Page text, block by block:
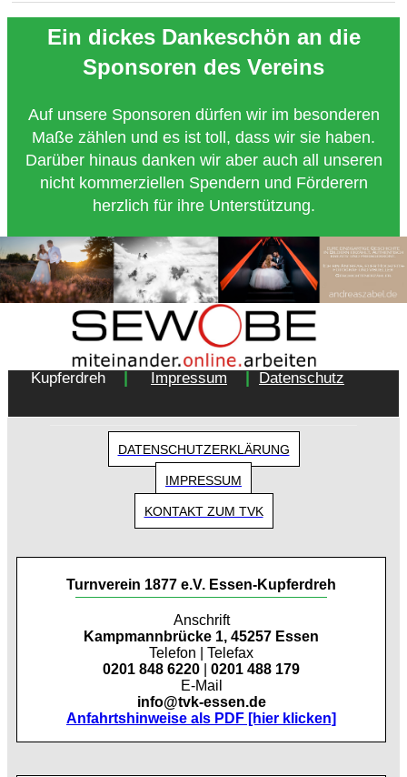
Ein dickes Dankeschön an die
Sponsoren des Vereins
Auf unsere Sponsoren dürfen wir im besonderen
Maße zählen und es ist toll, dass wir sie haben.
Darüber hinaus danken wir aber auch all unseren
nicht kommerziellen Spendern und Förderern
herzlich für ihre Unterstützung.
Copyright 2018 - Turnverein 1877 e.V. Essen-
Kupferdreh
| Impressum | Datenschutz
DATENSCHUTZERKLÄRUNG
IMPRESSUM
KONTAKT ZUM TVK
Turnverein 1877 e.V. Essen-Kupferdreh
Anschrift
Kampmannbrücke 1, 45257 Essen
Telefon | Telefax
0201 848 6220
0201 488 179
E-Mail
info@tvk-essen.de
Anfahrtshinweise als PDF [hier klicken]